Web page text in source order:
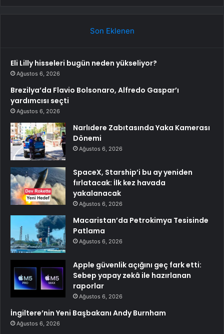
Son Eklenen
Eli Lilly hisseleri bugün neden yükseliyor?
Ağustos 6, 2026
Brezilya’da Flavio Bolsonaro, Alfredo Gaspar’ı
yardımcısı seçti
Ağustos 6, 2026
Narlıdere Zabıtasında Yaka Kamerası
Dönemi
Ağustos 6, 2026
SpaceX, Starship’i bu ay yeniden
fırlatacak: İlk kez havada
yakalanacak
Ağustos 6, 2026
Macaristan’da Petrokimya Tesisinde
Patlama
Ağustos 6, 2026
Apple güvenlik açığını geç fark etti:
Sebep yapay zekâ ile hazırlanan
raporlar
Ağustos 6, 2026
İngiltere’nin Yeni Başbakanı Andy Burnham
Ağustos 6, 2026